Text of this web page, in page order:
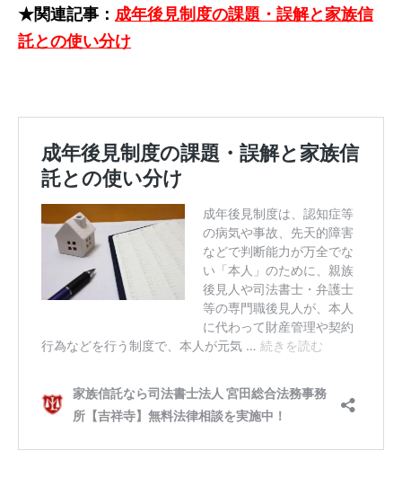
★関連記事： 成年後見制度の課題・誤解と家族信
託との使い分け